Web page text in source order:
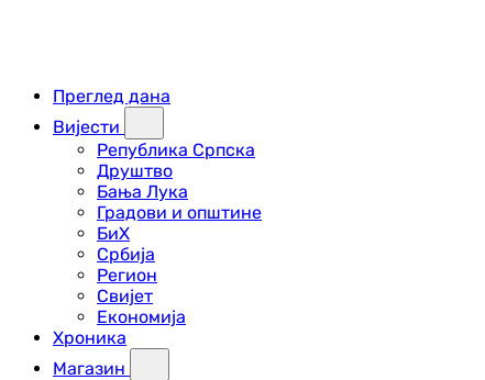
Преглед дана
Вијести
Република Српска
Друштво
Бања Лука
Градови и општине
БиХ
Србија
Регион
Свијет
Економија
Хроника
Магазин